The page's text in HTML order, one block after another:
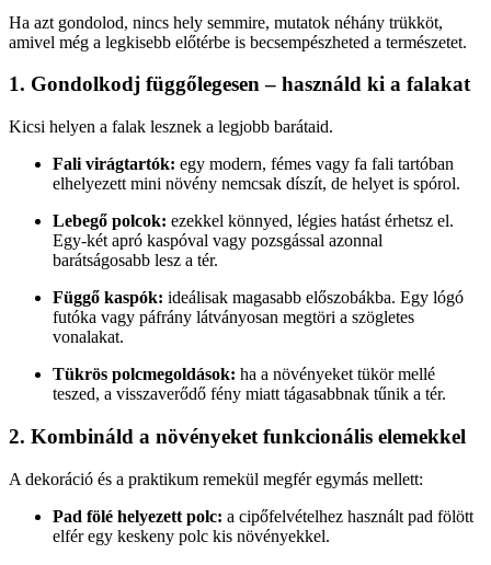
Ha azt gondolod, nincs hely semmire, mutatok néhány trükköt,
amivel még a legkisebb előtérbe is becsempészheted a természetet.
1. Gondolkodj függőlegesen – használd ki a falakat
Kicsi helyen a falak lesznek a legjobb barátaid.
Fali virágtartók: egy modern, fémes vagy fa fali tartóban
elhelyezett mini növény nemcsak díszít, de helyet is spórol.
Lebegő polcok: ezekkel könnyed, légies hatást érhetsz el.
Egy-két apró kaspóval vagy pozsgással azonnal
barátságosabb lesz a tér.
Függő kaspók: ideálisak magasabb előszobákba. Egy lógó
futóka vagy páfrány látványosan megtöri a szögletes
vonalakat.
Tükrös polcmegoldások: ha a növényeket tükör mellé
teszed, a visszaverődő fény miatt tágasabbnak tűnik a tér.
2. Kombináld a növényeket funkcionális elemekkel
A dekoráció és a praktikum remekül megfér egymás mellett:
Pad fölé helyezett polc: a cipőfelvételhez használt pad fölött
elfér egy keskeny polc kis növényekkel.